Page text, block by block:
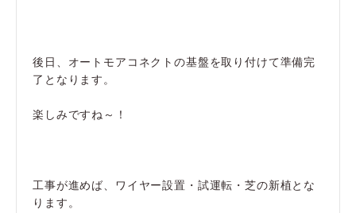
後日、オートモアコネクトの基盤を取り付けて準備完
了となります。
楽しみですね～！
工事が進めば、ワイヤー設置・試運転・芝の新植とな
ります。